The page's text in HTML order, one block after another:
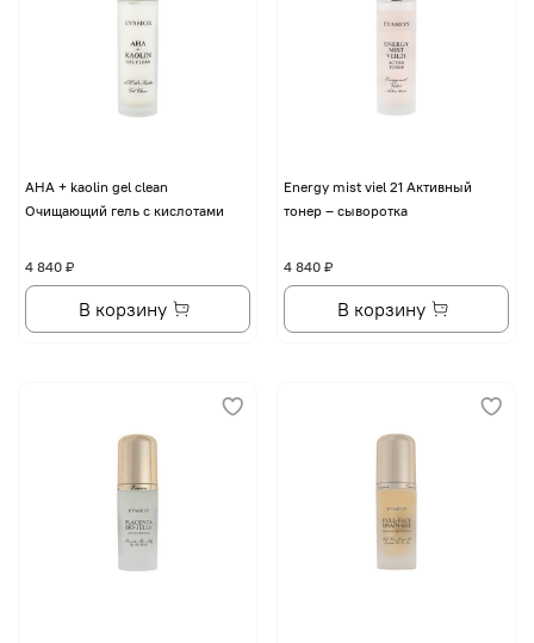
AHA + kaolin gel clean
Очищающий гель с кислотами
4 840 ₽
В корзину
Energy mist viel 21 Активный
тонер – сыворотка
4 840 ₽
В корзину